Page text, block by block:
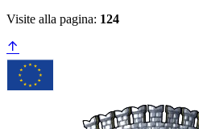
Visite alla pagina: 124